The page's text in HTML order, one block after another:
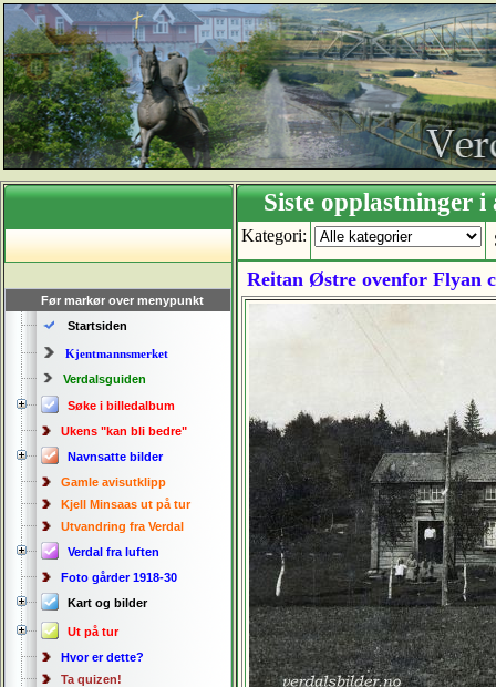
Før markør over menypunkt
Startsiden
Kjentmannsmerket
Verdalsguiden
Søke i billedalbum
Ukens "kan bli bedre"
Navnsatte bilder
Gamle avisutklipp
Kjell Minsaas ut på tur
Utvandring fra Verdal
Verdal fra luften
Foto gårder 1918-30
Kart og bilder
Ut på tur
Hvor er dette?
Ta quizen!
Siste
Kategori:
Reitan Østre ovenfor Flyan